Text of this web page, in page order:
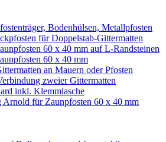
Bodenhülsen, Metallpfosten
für Doppelstab-Gittermatten
60 x 40 mm auf L-Randsteinen
60 x 40 mm
an Mauern oder Pfosten
zweier Gittermatten
inkl. Klemmlasche
Arnold für Zaunpfosten 60 x 40 mm